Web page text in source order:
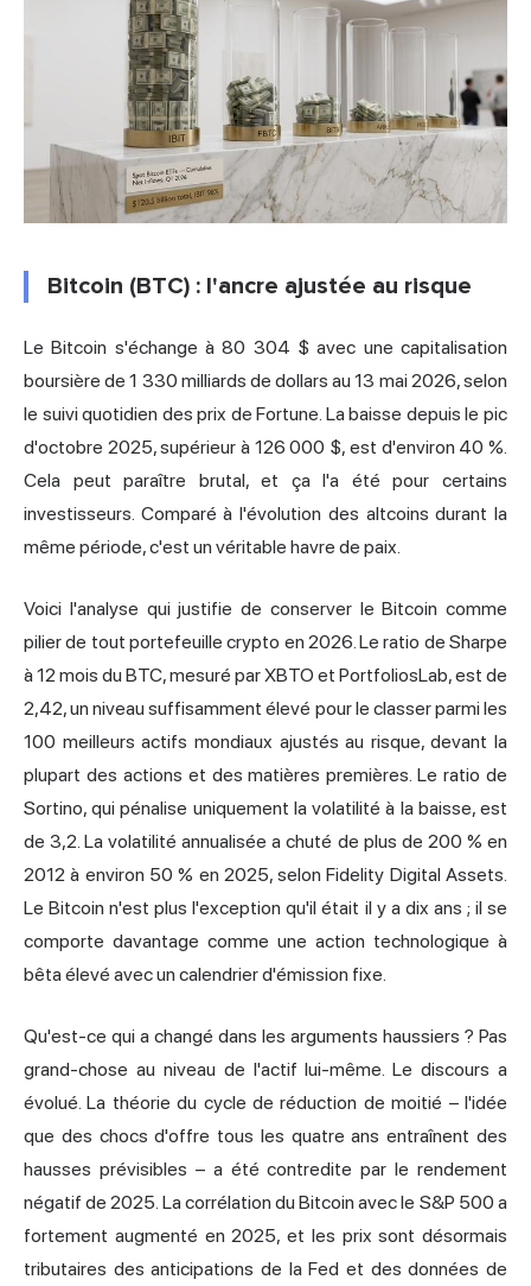
Bitcoin (BTC) : l'ancre ajustée au risque
Le Bitcoin s'échange à 80 304 $ avec une capitalisation
boursière de 1 330 milliards de dollars au 13 mai 2026, selon
le suivi quotidien des prix de Fortune. La baisse depuis le pic
d'octobre 2025, supérieur à 126 000 $, est d'environ 40 %.
Cela peut paraître brutal, et ça l'a été pour certains
investisseurs. Comparé à l'évolution des altcoins durant la
même période, c'est un véritable havre de paix.
Voici l'analyse qui justifie de conserver le Bitcoin comme
pilier de tout portefeuille crypto en 2026. Le ratio de Sharpe
à 12 mois du BTC, mesuré par XBTO et PortfoliosLab, est de
2,42, un niveau suffisamment élevé pour le classer parmi les
100 meilleurs actifs mondiaux ajustés au risque, devant la
plupart des actions et des matières premières. Le ratio de
Sortino, qui pénalise uniquement la volatilité à la baisse, est
de 3,2. La volatilité annualisée a chuté de plus de 200 % en
2012 à environ 50 % en 2025, selon Fidelity Digital Assets.
Le Bitcoin n'est plus l'exception qu'il était il y a dix ans ; il se
comporte davantage comme une action technologique à
bêta élevé avec un calendrier d'émission fixe.
Qu'est-ce qui a changé dans les arguments haussiers ? Pas
grand-chose au niveau de l'actif lui-même. Le discours a
évolué. La théorie du cycle de réduction de moitié – l'idée
que des chocs d'offre tous les quatre ans entraînent des
hausses prévisibles – a été contredite par le rendement
négatif de 2025. La corrélation du Bitcoin avec le S&P 500 a
fortement augmenté en 2025, et les prix sont désormais
tributaires des anticipations de la Fed et des données de